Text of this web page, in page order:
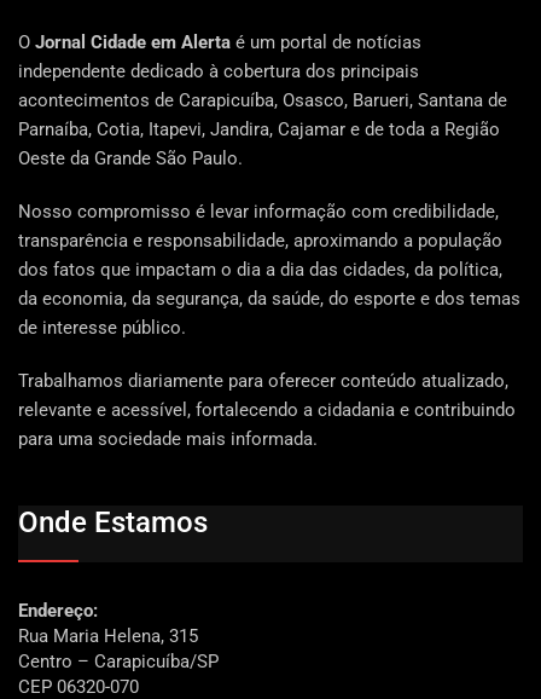
O Jornal Cidade em Alerta é um portal de notícias
independente dedicado à cobertura dos principais
acontecimentos de Carapicuíba, Osasco, Barueri, Santana de
Parnaíba, Cotia, Itapevi, Jandira, Cajamar e de toda a Região
Oeste da Grande São Paulo.
Nosso compromisso é levar informação com credibilidade,
transparência e responsabilidade, aproximando a população
dos fatos que impactam o dia a dia das cidades, da política,
da economia, da segurança, da saúde, do esporte e dos temas
de interesse público.
Trabalhamos diariamente para oferecer conteúdo atualizado,
relevante e acessível, fortalecendo a cidadania e contribuindo
para uma sociedade mais informada.
Onde Estamos
Endereço:
Rua Maria Helena, 315
Centro – Carapicuíba/SP
CEP 06320-070